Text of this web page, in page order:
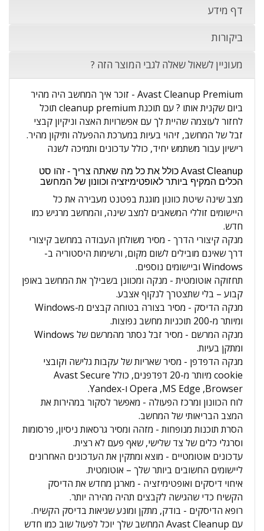
דף מידע
ביקורות
מעוניין לשאול שאלה לגבי המוצר הזה ?
Avast Cleanup Premium - זוכר איך המחשב היה מהיר
ביום שקנית אותו ? עם תוכנת cleanup premium תוכל
לחזור לעוצמה שהיית לך עם אפשרויות האצה וניקיון קבצי
זבל של המחשב, זיהוי בעיות במערכת ההפעלה ותיקון מהיר.
רישיון עבור משתמש יחיד, כולל עדכונים ותמיכה לשנה
Avast Cleanup כולל את כל מה שאתה צריך - זהו סט
הכלים המקיף ביותר לאופטימיזציה וכוונון של המחשב
מצב שינהשיטת כוונון מוגנת בפטנט מעבירה את כל
היישומים זוללי המשאבים למצב שינה, והמחשב מרגיש כמו
חדש.
מנקה קיצורי הדרך - מסיר משולחן העבודה במחשב קיצורי
דרך שאינם מובילים לשום מקום, ורשימות היסטוריה ב-
Windows וביישומים נוספים.
תחזוקה אוטומטית - מנקה ומכוונן בשבילך את המחשב באופן
קבוע – בלי שתצטרך לנקוף אצבע.
מנקה הדיסק -
מסיר בצורה בטוחה קבצים מ-Windows
ומיותר מ-200 תוכניות מחשב נפוצות.
מנקה המרשם -
מסיר זבל נסתר מהמרשם של Windows
ומתקן בעיות.
מנקה הדפדפן - מסיר שאריות של עקבות גלישה וקובצי
cookie מיותר מ-20 דפדפנים, כולל Avast Secure
Browser‏, MS Edge‏, Opera ו-Yandex.
לוח הכוונון ומרכז הפעולה - מאפשר לסקור במהירות את
המצב הבריאותי של המחשב.
הסרת תוכנות מנופחות - מזהה ומסיר גרסאות ניסיון, פרסומות
וסרגלי כלים של צד שלישי, שאף פעם לא רצית.
עדכונים אוטומטיים - מוצא ומתקין את העדכונים האחרונים
ליישומים החשובים ביותר שלך – אוטומטית.
איחוי דיסקים ואופטימיזציה - מארגן מחדש את הדיסק
הקשיח כדי שהגישה לקבצים תהיה מהירה יותר.
רופא הדיסקים - בודק, מתקן ומונע שגיאות בדיסק הקשיח.
עם Avast Cleanup ה מחשב שלך יוכל לפעול שוב כמו חדש